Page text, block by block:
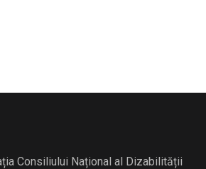
Consiliului Național al Dizabilității